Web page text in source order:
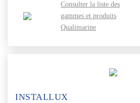
Consulter la liste des
gammes et produits
Qualimarine
INSTALLUX